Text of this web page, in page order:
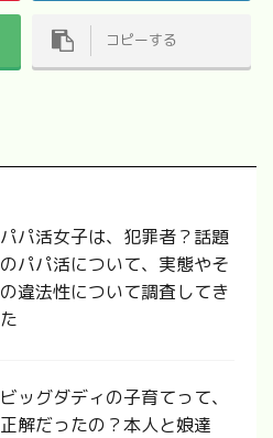
コピーする
パパ活女子は、犯罪者？話題
のパパ活について、実態やそ
の違法性について調査してき
た
ビッグダディの子育てって、
正解だったの？本人と娘達